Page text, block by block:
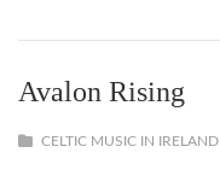
Avalon Rising
CELTIC MUSIC IN IRELAND